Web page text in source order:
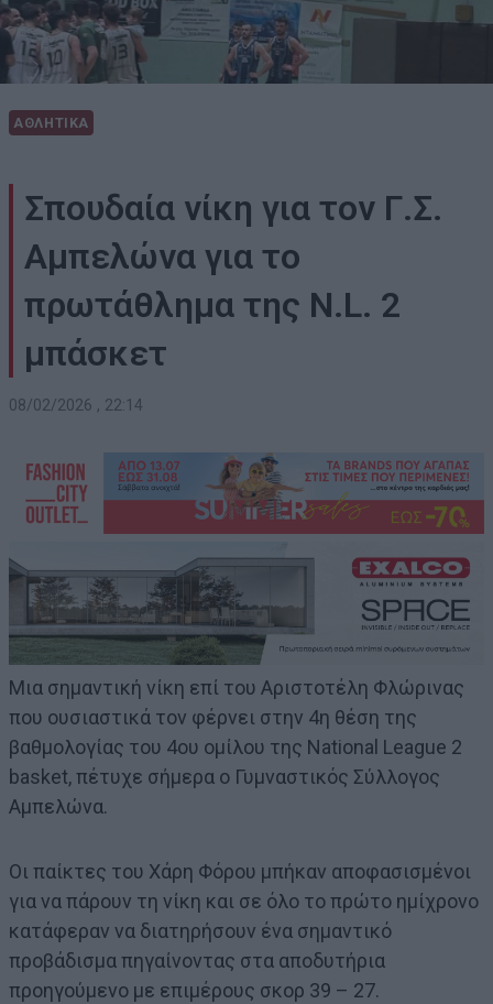
ΑΘΛΗΤΙΚΑ
Σπουδαία νίκη για τον Γ.Σ.
Αμπελώνα για το
πρωτάθλημα της N.L. 2
μπάσκετ
08/02/2026 , 22:14
Μια σημαντική νίκη επί του Αριστοτέλη Φλώρινας
που ουσιαστικά τον φέρνει στην 4η θέση της
βαθμολογίας του 4ου ομίλου της National League 2
basket, πέτυχε σήμερα ο Γυμναστικός Σύλλογος
Αμπελώνα.
Οι παίκτες του Χάρη Φόρου μπήκαν αποφασισμένοι
για να πάρουν τη νίκη και σε όλο το πρώτο ημίχρονο
κατάφεραν να διατηρήσουν ένα σημαντικό
προβάδισμα πηγαίνοντας στα αποδυτήρια
προηγούμενο με επιμέρους σκορ 39 – 27.